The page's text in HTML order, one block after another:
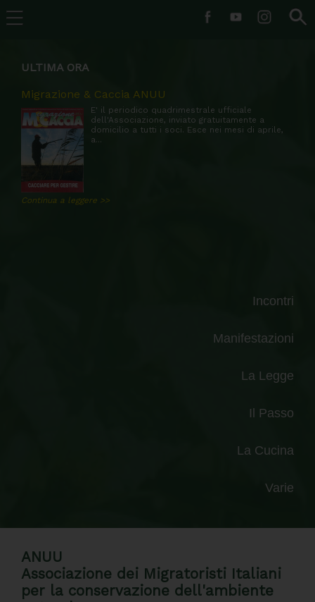
ULTIMA ORA
Migrazione & Caccia ANUU
E' il periodico quadrimestrale ufficiale
dell'Associazione, inviato gratuitamente a
domicilio a tutti i soci. Esce nei mesi di aprile,
a...
Continua a leggere >>
Incontri
Manifestazioni
La Legge
Il Passo
La Cucina
Varie
ANUU
Associazione dei Migratoristi Italiani
per la conservazione dell'ambiente